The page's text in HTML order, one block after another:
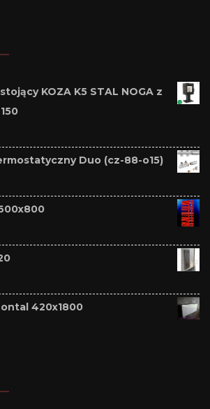
KOZA K5 STAL NOGA z
Duo (cz-88-o15)
420x1800